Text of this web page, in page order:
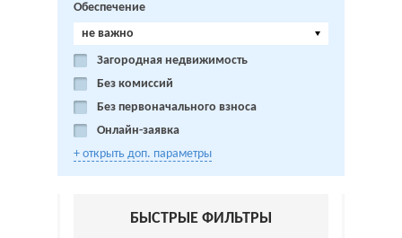
Обеспечение
не важно
Загородная недвижимость
Без комиссий
Без первоначального взноса
Онлайн-заявка
+ открыть доп. параметры
БЫСТРЫЕ ФИЛЬТРЫ